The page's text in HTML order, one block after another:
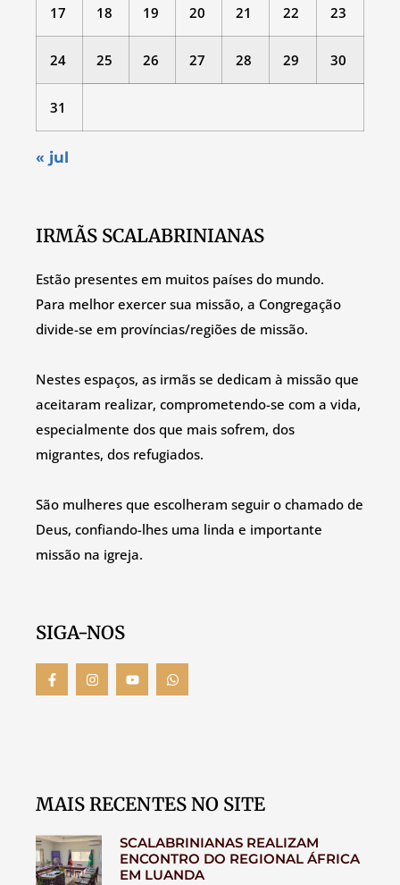
17 18 19 20 21 22 23
24 25 26 27 28 29 30
31
« jul
IRMÃS SCALABRINIANAS
Estão presentes em muitos países do mundo.
Para melhor exercer sua missão, a Congregação
divide-se em províncias/regiões de missão.
Nestes espaços, as irmãs se dedicam à missão que
aceitaram realizar, comprometendo-se com a vida,
especialmente dos que mais sofrem, dos
migrantes, dos refugiados.
São mulheres que escolheram seguir o chamado de
Deus, confiando-lhes uma linda e importante
missão na igreja.
SIGA-NOS
MAIS RECENTES NO SITE
SCALABRINIANAS REALIZAM
ENCONTRO DO REGIONAL ÁFRICA
EM LUANDA